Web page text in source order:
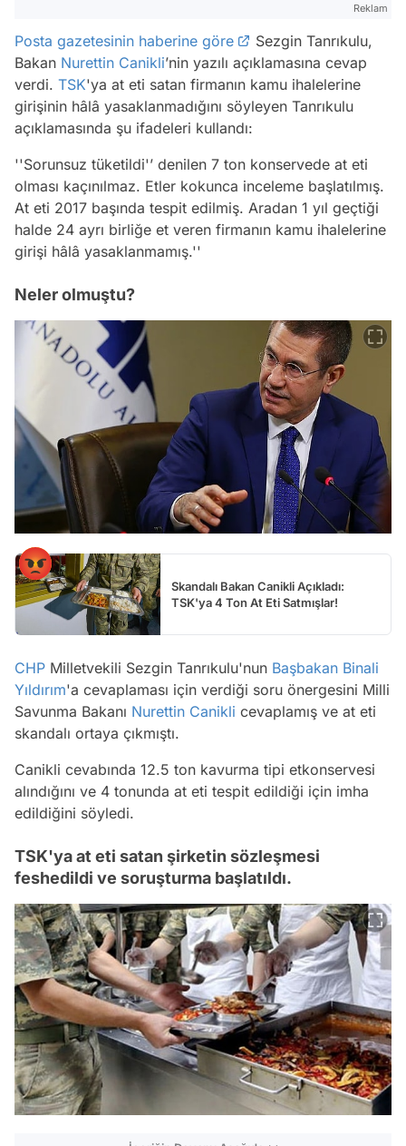
Reklam
Posta gazetesinin haberine göre
Sezgin Tanrıkulu,
Bakan Nurettin Canikli’nin yazılı açıklamasına cevap
verdi. TSK'ya at eti satan firmanın kamu ihalelerine
girişinin hâlâ yasaklanmadığını söyleyen Tanrıkulu
açıklamasında şu ifadeleri kullandı:
''Sorunsuz tüketildi'’ denilen 7 ton konservede at eti
olması kaçınılmaz. Etler kokunca inceleme başlatılmış.
At eti 2017 başında tespit edilmiş. Aradan 1 yıl geçtiği
halde 24 ayrı birliğe et veren firmanın kamu ihalelerine
girişi hâlâ yasaklanmamış.''
Neler olmuştu?
Skandalı Bakan Canikli Açıkladı:
TSK'ya 4 Ton At Eti Satmışlar!
CHP Milletvekili Sezgin Tanrıkulu'nun Başbakan Binali
Yıldırım'a cevaplaması için verdiği soru önergesini Milli
Savunma Bakanı Nurettin Canikli cevaplamış ve at eti
skandalı ortaya çıkmıştı.
Canikli cevabında 12.5 ton kavurma tipi etkonservesi
alındığını ve 4 tonunda at eti tespit edildiği için imha
edildiğini söyledi.
TSK'ya at eti satan şirketin sözleşmesi
feshedildi ve soruşturma başlatıldı.